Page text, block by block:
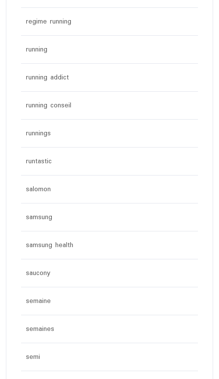
regime running
running
running addict
running conseil
runnings
runtastic
salomon
samsung
samsung health
saucony
semaine
semaines
semi